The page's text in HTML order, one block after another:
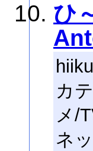
ひ
カ
メ/
ネ